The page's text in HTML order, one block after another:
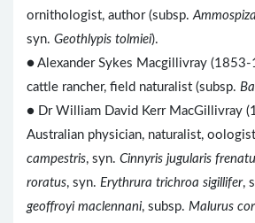
ornithologist, author (subsp.
syn. Geothlypis tolmiei).
● Alexander Sykes Macgillivray
cattle rancher, field naturalist (subsp.
● Dr William David Kerr MacGillivray
Australian physician, naturalist,
campestris, syn. Cinnyris jugularis
roratus, syn. Erythrura trichroa sigillifer,
geoffroyi maclennani, subsp. Malurus